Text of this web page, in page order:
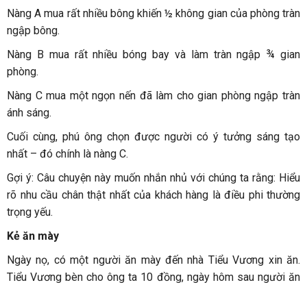
Nàng A mua rất nhiều bông khiến ½ không gian của phòng tràn
ngập bông.
Nàng B mua rất nhiều bóng bay và làm tràn ngập ¾ gian
phòng.
Nàng C mua một ngọn nến đã làm cho gian phòng ngập tràn
ánh sáng.
Cuối cùng, phú ông chọn được người có ý tưởng sáng tạo
nhất – đó chính là nàng C.
Gợi ý: Câu chuyện này muốn nhắn nhủ với chúng ta rằng: Hiểu
rõ nhu cầu chân thật nhất của khách hàng là điều phi thường
trọng yếu.
Kẻ ăn mày
Ngày nọ, có một người ăn mày đến nhà Tiểu Vương xin ăn.
Tiểu Vương bèn cho ông ta 10 đồng, ngày hôm sau người ăn